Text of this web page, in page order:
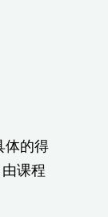
体的得
课程